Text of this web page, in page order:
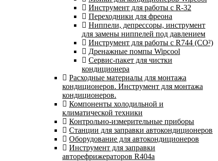
Инструмент для работы с R-32
Переходники для фреона
Ниппели, депрессоры, инструмент
для замены ниппелей под давлением
Инструмент для работы с R744 (CO²)
Дренажные помпы Wipcool
Сервис-пакет для чистки
кондиционера
Расходные материалы для монтажа
кондиционеров. Инструмент для монтажа
кондиционеров.
Компоненты холодильной и
климатической техники
Контрольно-измерительные приборы
Станции для заправки автокондиционеров
Оборудование для автокондиционеров
Инструмент для заправки
авторефрижераторов R404a